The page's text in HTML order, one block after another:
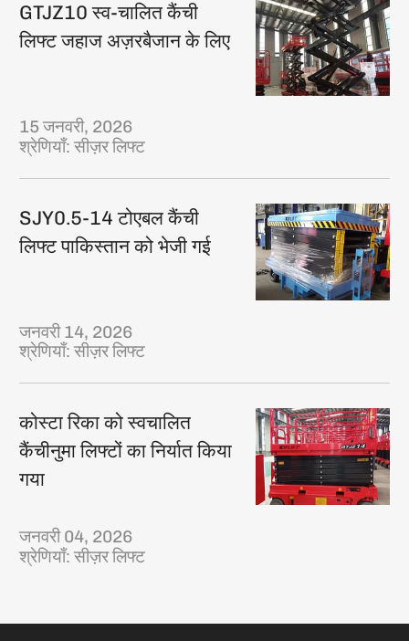
GTJZ10 स्व-चालित कैंची
लिफ्ट जहाज अज़रबैजान के लिए
15 जनवरी, 2026
श्रेणियाँ:सीज़र लिफ्ट
SJY0.5-14 टोएबल कैंची
लिफ्ट पाकिस्तान को भेजी गई
जनवरी 14, 2026
श्रेणियाँ:सीज़र लिफ्ट
कोस्टा रिका को स्वचालित
कैंचीनुमा लिफ्टों का निर्यात किया
गया
जनवरी 04, 2026
श्रेणियाँ:सीज़र लिफ्ट